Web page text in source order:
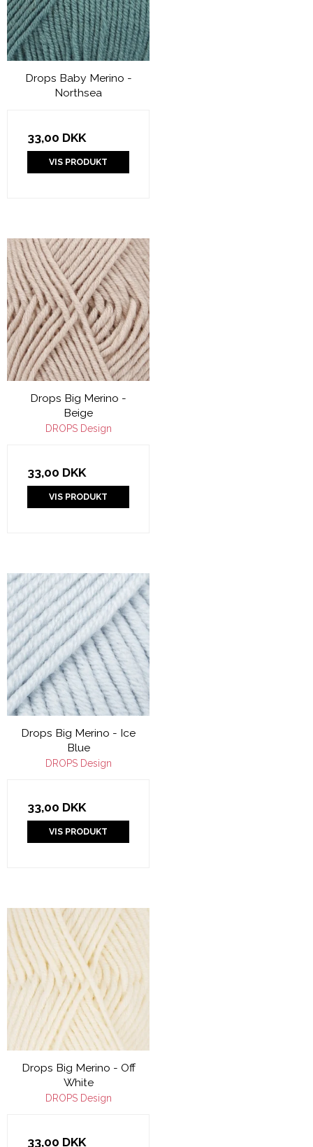
Drops Baby Merino -
Northsea
33,00 DKK
VIS PRODUKT
Drops Big Merino -
Beige
DROPS Design
33,00 DKK
VIS PRODUKT
Drops Big Merino - Ice
Blue
DROPS Design
33,00 DKK
VIS PRODUKT
Drops Big Merino - Off
White
DROPS Design
33,00 DKK